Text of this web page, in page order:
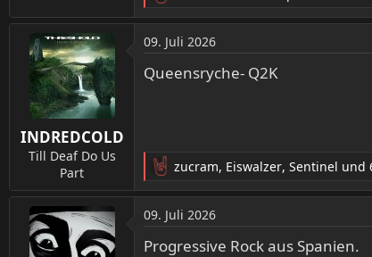
e
a
k
t
i
n
INDREDCOLD
Till Deaf Do Us
Part
09. Juli 2026
Queensryche- Q2K
R
e
a
k
t
zucram, Eiswalzer, Sentinel und
09. Juli 2026
Progressive Rock aus Spanien.